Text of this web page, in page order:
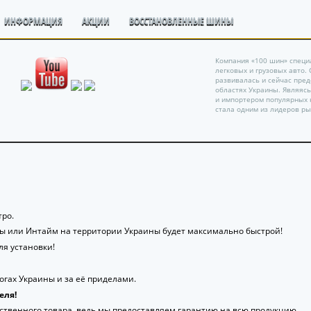
ИНФОРМАЦИЯ АКЦИИ ВОССТАНОВЛЕННЫЕ ШИНЫ
Компания «100 шин»
легковых и грузовых
развивалась и сейчас
областях Украины.
и импортером популярных
стала одним из лидеров
или Интайм на территории Украины будет максимально быстрой!
установки!
Украины и за её приделами.